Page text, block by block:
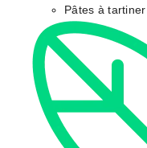
Pâtes à tartiner